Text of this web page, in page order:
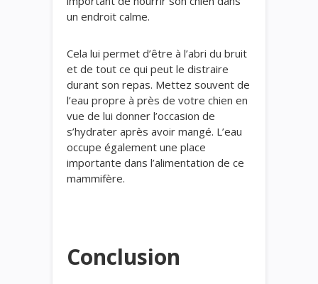
un endroit calme.
Cela lui permet d’être à l’abri du bruit
et de tout ce qui peut le distraire
durant son repas. Mettez souvent de
l’eau propre à près de votre chien en
vue de lui donner l’occasion de
s’hydrater après avoir mangé. L’eau
occupe également une place
importante dans l’alimentation de ce
mammifère.
Conclusion